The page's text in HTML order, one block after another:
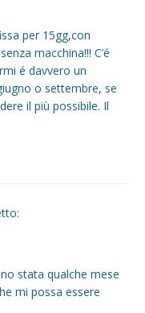
per 15gg,con
macchina!!! C’é
é davvero un
o settembre, se
il più possibile. Il
stata qualche mese
mi possa essere